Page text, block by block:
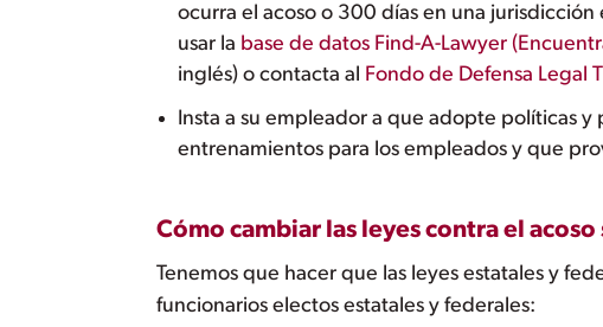
ocurra el acoso o 300 días en una
usar la base de datos Find-A-Lawyer
inglés) o contacta al Fondo de Defensa Legal
Insta a su empleador a que adopte políticas
entrenamientos para los empleados y que
Cómo cambiar las leyes contra el
Tenemos que hacer que las leyes estatales y
funcionarios electos estatales y federales: